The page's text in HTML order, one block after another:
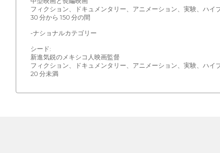
フィクション、ドキュメンタリー、アニメーション、実験、ハイ
30 分から 150 分の間
-ナショナルカテゴリー
シード:
新進気鋭のメキシコ人映画監督
フィクション、ドキュメンタリー、アニメーション、実験、ハイ
20 分未満